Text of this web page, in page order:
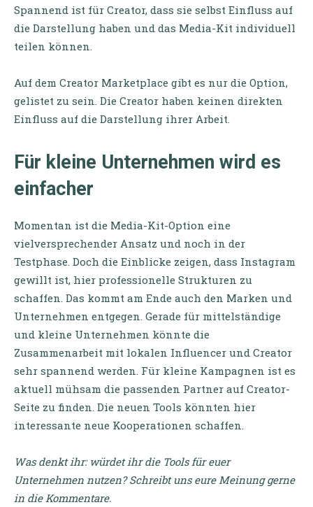
Spannend ist für Creator, dass sie selbst Einfluss auf
die Darstellung haben und das Media-Kit individuell
teilen können.
Auf dem Creator Marketplace gibt es nur die Option,
gelistet zu sein. Die Creator haben keinen direkten
Einfluss auf die Darstellung ihrer Arbeit.
Für kleine Unternehmen wird es
einfacher
Momentan ist die Media-Kit-Option eine
vielversprechender Ansatz und noch in der
Testphase. Doch die Einblicke zeigen, dass Instagram
gewillt ist, hier professionelle Strukturen zu
schaffen. Das kommt am Ende auch den Marken und
Unternehmen entgegen. Gerade für mittelständige
und kleine Unternehmen könnte die
Zusammenarbeit mit lokalen Influencer und Creator
sehr spannend werden. Für kleine Kampagnen ist es
aktuell mühsam die passenden Partner auf Creator-
Seite zu finden. Die neuen Tools könnten hier
interessante neue Kooperationen schaffen.
Was denkt ihr: würdet ihr die Tools für euer
Unternehmen nutzen? Schreibt uns eure Meinung gerne
in die Kommentare.